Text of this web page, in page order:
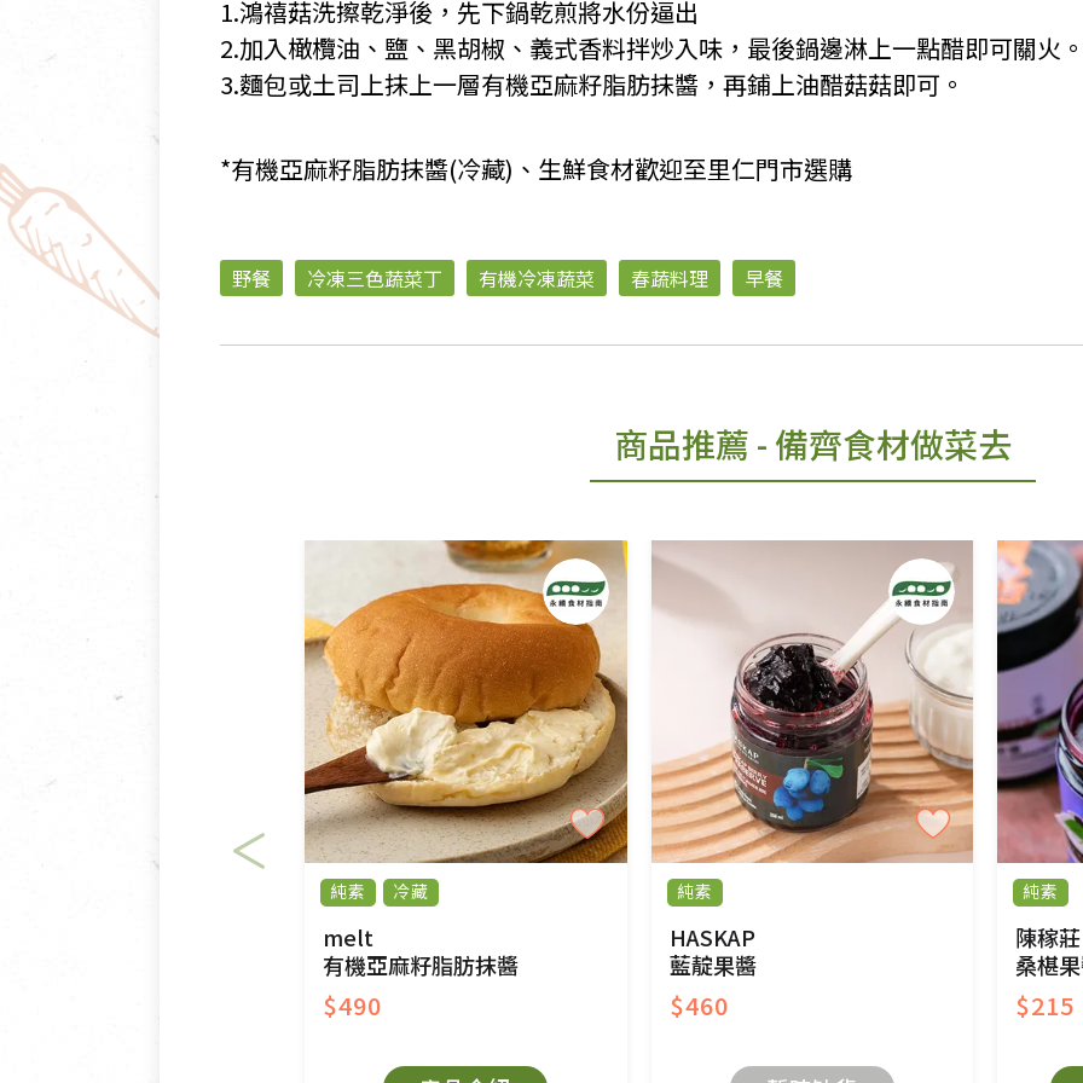
1.鴻禧菇洗擦乾淨後，先下鍋乾煎將水份逼出
2.加入橄欖油、鹽、黑胡椒、義式香料拌炒入味，最後鍋邊淋上一點醋即可關火
3.麵包或土司上抹上一層有機亞麻籽脂肪抹醬，再鋪上油醋菇菇即可。
*有機亞麻籽脂肪抹醬(冷藏)、生鮮食材歡迎至里仁門市選購
野餐 冷凍三色蔬菜丁 有機冷凍蔬菜 春蔬料理 早餐
商品推薦 - 備齊食材做菜去
純素 冷藏
melt
有機亞麻籽脂肪抹醬
$490
純素
HASKAP
藍靛果醬
$460
純素
陳稼莊
桑椹
$215